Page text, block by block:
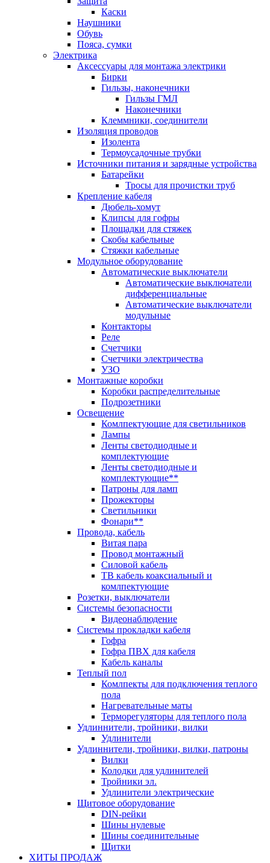
Каски
Наушники
Обувь
Пояса, сумки
Электрика
Аксессуары для монтажа электрики
Бирки
Гильзы, наконечники
Гильзы ГМЛ
Наконечники
Клеммники, соединители
Изоляция проводов
Изолента
Термоусадочные трубки
Источники питания и зарядные устройства
Батарейки
Тросы для прочистки труб
Крепление кабеля
Дюбель-хомут
Клипсы для гофры
Площадки для стяжек
Скобы кабельные
Стяжки кабельные
Модульное оборудование
Автоматические выключатели
Автоматические выключатели
дифференциальные
Автоматические выключатели
модульные
Контакторы
Реле
Счетчики
Счетчики электричества
УЗО
Монтажные коробки
Коробки распределительные
Подрозетники
Освещение
Комлпектующие для светильников
Лампы
Ленты светодиодные и
комплектующие
Ленты светодиодные и
комплектующие**
Патроны для ламп
Прожекторы
Светильники
Фонари**
Провода, кабель
Витая пара
Провод монтажный
Силовой кабель
ТВ кабель коаксиальный и
комлпектующие
Розетки, выключатели
Системы безопасности
Видеонаблюдение
Системы прокладки кабеля
Гофра
Гофра ПВХ для кабеля
Кабель каналы
Теплый пол
Комлпекты для подключения теплого
пола
Нагревательные маты
Терморегуляторы для теплого пола
Удлиннители, тройники, вилки
Удлинители
Удлиннители, тройники, вилки, патроны
Вилки
Колодки для удлинителей
Тройники эл.
Удлинители электрические
Щитовое оборудование
DIN-рейки
Шины нулевые
Шины соединительные
Щитки
ХИТЫ ПРОДАЖ